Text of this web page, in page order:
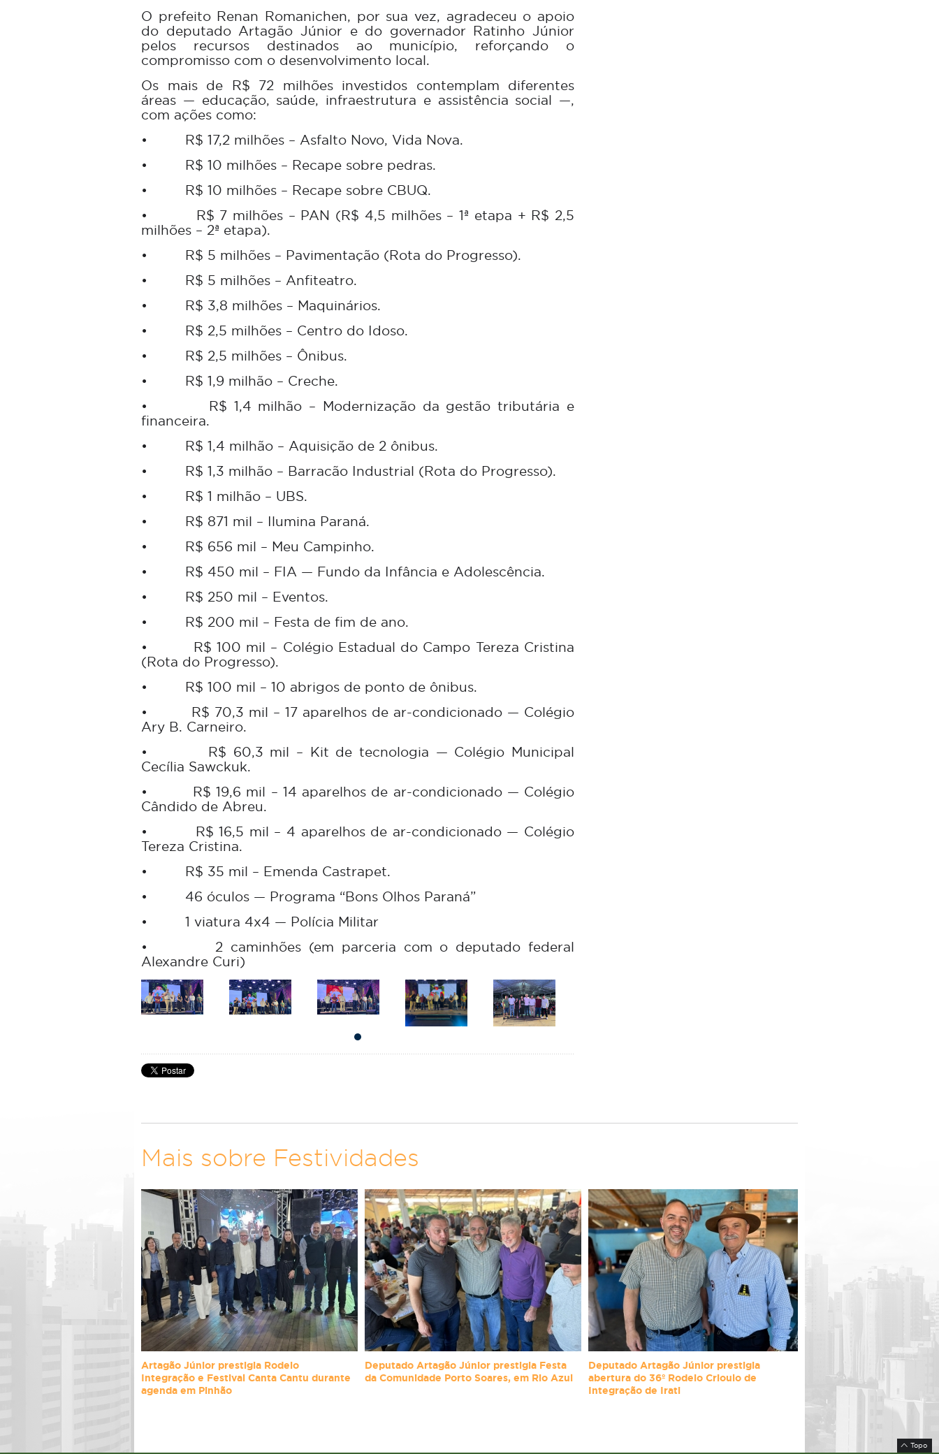
O prefeito Renan Romanichen, por sua vez, agradeceu o apoio
do deputado Artagão Júnior e do governador Ratinho Júnior
pelos recursos destinados ao município, reforçando o
compromisso com o desenvolvimento local.
Os mais de R$ 72 milhões investidos contemplam diferentes
áreas — educação, saúde, infraestrutura e assistência social —,
com ações como:
•
R$ 17,2 milhões – Asfalto Novo, Vida Nova.
•
R$ 10 milhões – Recape sobre pedras.
•
R$ 10 milhões – Recape sobre CBUQ.
•
R$ 7 milhões – PAN (R$ 4,5 milhões – 1ª etapa + R$ 2,5
milhões – 2ª etapa).
•
R$ 5 milhões – Pavimentação (Rota do Progresso).
•
R$ 5 milhões – Anfiteatro.
•
R$ 3,8 milhões – Maquinários.
•
R$ 2,5 milhões – Centro do Idoso.
•
R$ 2,5 milhões – Ônibus.
•
R$ 1,9 milhão – Creche.
•
R$ 1,4 milhão – Modernização da gestão tributária e
financeira.
•
R$ 1,4 milhão – Aquisição de 2 ônibus.
•
R$ 1,3 milhão – Barracão Industrial (Rota do Progresso).
•
R$ 1 milhão – UBS.
•
R$ 871 mil – Ilumina Paraná.
•
R$ 656 mil – Meu Campinho.
•
R$ 450 mil – FIA — Fundo da Infância e Adolescência.
•
R$ 250 mil – Eventos.
•
R$ 200 mil – Festa de fim de ano.
•
R$ 100 mil – Colégio Estadual do Campo Tereza Cristina
(Rota do Progresso).
•
R$ 100 mil – 10 abrigos de ponto de ônibus.
•
R$ 70,3 mil – 17 aparelhos de ar-condicionado — Colégio
Ary B. Carneiro.
•
R$ 60,3 mil – Kit de tecnologia — Colégio Municipal
Cecília Sawckuk.
•
R$ 19,6 mil – 14 aparelhos de ar-condicionado — Colégio
Cândido de Abreu.
•
R$ 16,5 mil – 4 aparelhos de ar-condicionado — Colégio
Tereza Cristina.
•
R$ 35 mil – Emenda Castrapet.
•
46 óculos — Programa “Bons Olhos Paraná”
•
1 viatura 4x4 — Polícia Militar
•
2 caminhões (em parceria com o deputado federal
Alexandre Curi)
Mais sobre Festividades
Artagão Júnior prestigia Rodeio
Integração e Festival Canta Cantu durante
agenda em Pinhão
Deputado Artagão Júnior prestigia Festa
da Comunidade Porto Soares, em Rio Azul
Deputado Artagão Júnior prestigia
abertura do 36º Rodeio Crioulo de
Integração de Irati
Topo